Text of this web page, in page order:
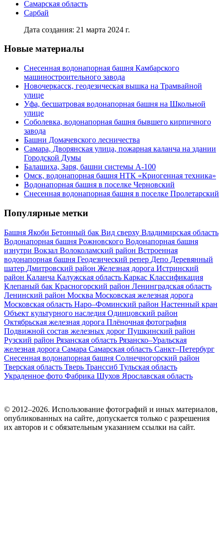
Самарская область
Сарбай
Дата создания: 21 марта 2024 г.
Новые материалы
Снесенная водонапорная башня Камбарского
машиностроительного завода
Новочеркасск, геодезическая вышка на Трамвайной
улице
Уфа, бесшатровая водонапорная башня на Школьной
улице
Соболевка, водонапорная башня бывшего кирпичного
завода
Башни Домачевского лесничества
Самара, Дворянская улица, пожарная каланча на здании
Городской Думы
Балашиха, Заря, башни системы А-100
Омск, водонапорная башня НТК «Криогенная техника»
Водонапорная башня в поселке Черновский
Снесенная водонапорная башня в поселке Пролетарский
Популярные метки
Башня Якоби Бетонный бак Вид сверху Владимирская область
Водонапорная башня Рожновского Водонапорная башня
изнутри Вокзал Волоколамский район Встроенная
водонапорная башня Геодезический репер Депо Деревянный
шатер Дмитровский район Железная дорога Истринский
район Каланча Калужская область Каркас Классификация
Клепаный бак Красногорский район Ленинградская область
Ленинский район Москва Московская железная дорога
Московская область Наро–Фоминский район Настенный кран
Объект культурного наследия Одинцовский район
Октябрьская железная дорога Плёночная фотография
Подвижной состав железных дорог Пушкинский район
Рузский район Рязанская область Рязанско–Уральская
железная дорога Самара Самарская область Санкт–Петербург
Снесенная водонапорная башня Солнечногорский район
Тверская область Тверь Транссиб Тульская область
Украденное фото Фабрика Шухов Ярославская область
© 2012–2026. Использование фотографий и иных материалов,
опубликованных на сайте, допускается только с разрешения
их авторов и c обязательным указанием ссылки на сайт.